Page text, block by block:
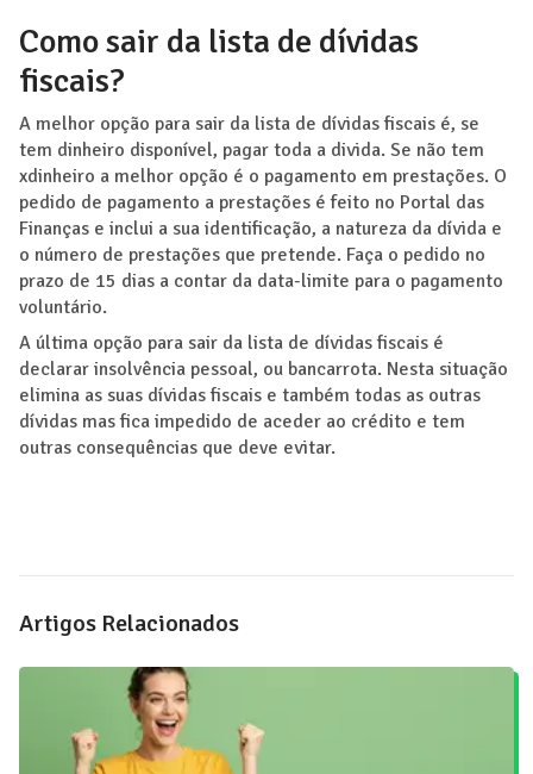
Como sair da lista de dívidas
fiscais?
A melhor opção para sair da lista de dívidas fiscais é, se
tem dinheiro disponível, pagar toda a divida. Se não tem
xdinheiro a melhor opção é o pagamento em prestações. O
pedido de pagamento a prestações é feito no Portal das
Finanças e inclui a sua identificação, a natureza da dívida e
o número de prestações que pretende. Faça o pedido no
prazo de 15 dias a contar da data-limite para o pagamento
voluntário.
A última opção para sair da lista de dívidas fiscais é
declarar insolvência pessoal, ou bancarrota. Nesta situação
elimina as suas dívidas fiscais e também todas as outras
dívidas mas fica impedido de aceder ao crédito e tem
outras consequências que deve evitar.
Artigos Relacionados